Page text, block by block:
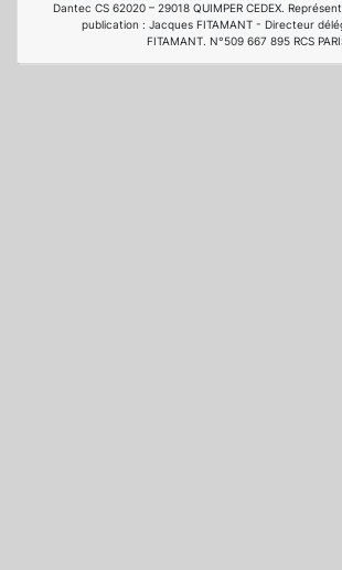
Dantec CS 62020 – 29018 QUIMPER CEDEX.
publication : Jacques FITAMANT - Directeur
FITAMANT. N°509 667 895 RCS